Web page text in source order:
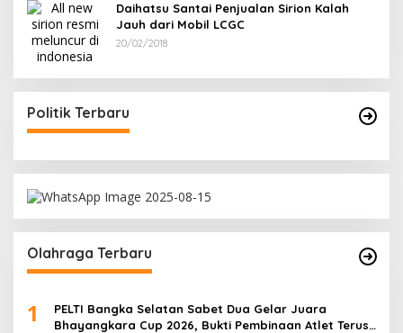
Daihatsu Santai Penjualan Sirion Kalah
Jauh dari Mobil LCGC
20/02/2018
Politik Terbaru
Olahraga Terbaru
1
PELTI Bangka Selatan Sabet Dua Gelar Juara
Bhayangkara Cup 2026, Bukti Pembinaan Atlet Terus